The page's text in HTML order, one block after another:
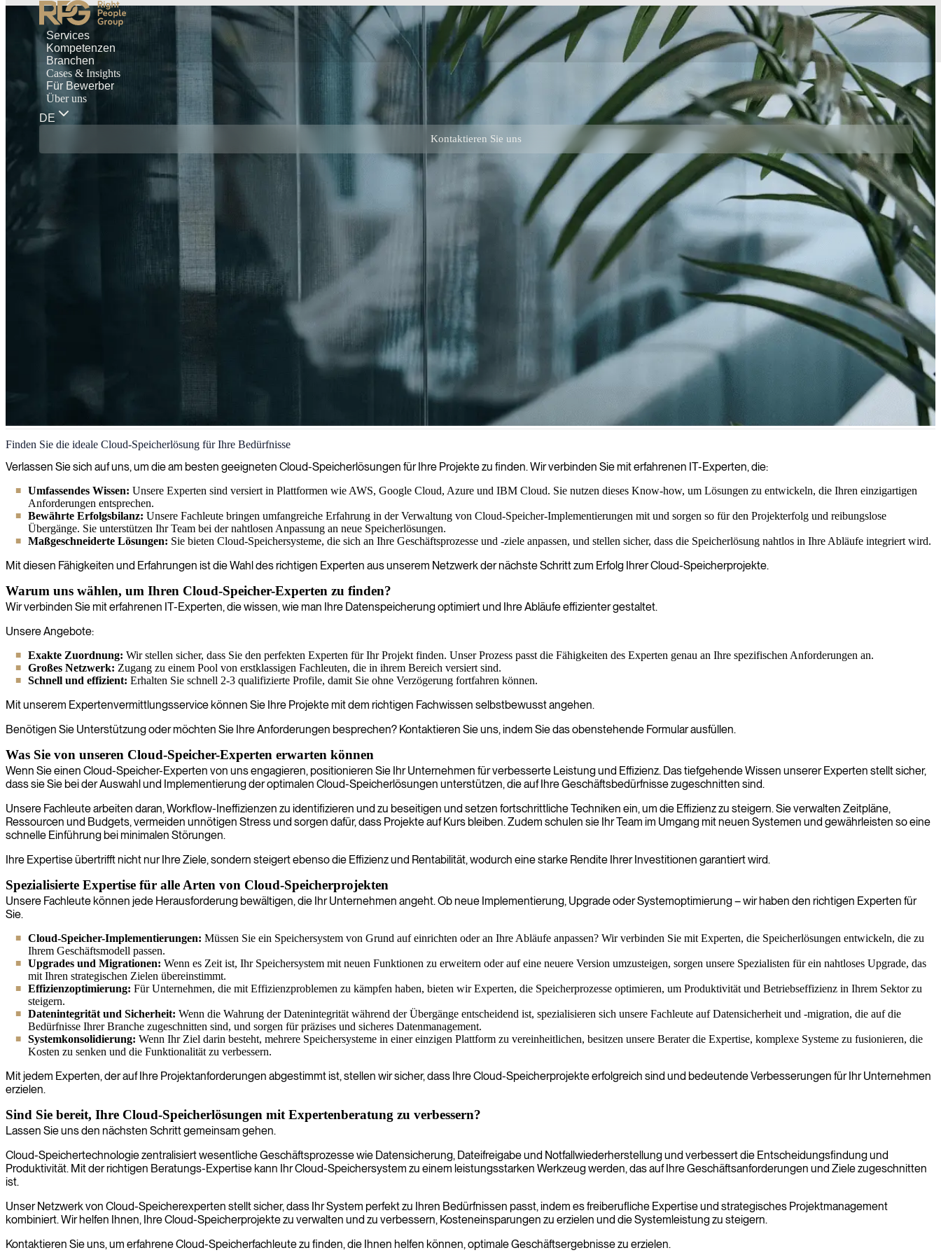
Services
Kompetenzen
Branchen
Cases & Insights
Für Bewerber
Über uns
DE
Kontaktieren Sie uns
Cloud-Speicherlösung
Unsere IT-Berater bieten Organisationen professionelle Cloud-Speicherlösungen an und begleiten Sie bei der Einrichtung, Konfiguration und Strategieentwicklung, um sicherzustellen, dass Ihre Daten sicher,
zugänglich und für Ihre spezifischen Geschäftsanforderungen optimiert sind.
Finden Sie die ideale Cloud-Speicherlösung für Ihre Bedürfnisse
Verlassen Sie sich auf uns, um die am besten geeigneten Cloud-Speicherlösungen für Ihre Projekte zu finden. Wir verbinden Sie mit erfahrenen IT-Experten, die:
Umfassendes Wissen: Unsere Experten sind versiert in Plattformen wie AWS, Google Cloud, Azure und IBM Cloud. Sie nutzen dieses Know-how, um Lösungen zu entwickeln, die Ihren einzigartigen
Anforderungen entsprechen.
Bewährte Erfolgsbilanz: Unsere Fachleute bringen umfangreiche Erfahrung in der Verwaltung von Cloud-Speicher-Implementierungen mit und sorgen so für den Projekterfolg und reibungslose
Übergänge. Sie unterstützen Ihr Team bei der nahtlosen Anpassung an neue Speicherlösungen.
Maßgeschneiderte Lösungen: Sie bieten Cloud-Speichersysteme, die sich an Ihre Geschäftsprozesse und -ziele anpassen, und stellen sicher, dass die Speicherlösung nahtlos in Ihre Abläufe integriert wird.
Mit diesen Fähigkeiten und Erfahrungen ist die Wahl des richtigen Experten aus unserem Netzwerk der nächste Schritt zum Erfolg Ihrer Cloud-Speicherprojekte.
Warum uns wählen, um Ihren Cloud-Speicher-Experten zu finden?
Wir verbinden Sie mit erfahrenen IT-Experten, die wissen, wie man Ihre Datenspeicherung optimiert und Ihre Abläufe effizienter gestaltet.
Unsere Angebote:
Exakte Zuordnung: Wir stellen sicher, dass Sie den perfekten Experten für Ihr Projekt finden. Unser Prozess passt die Fähigkeiten des Experten genau an Ihre spezifischen Anforderungen an.
Großes Netzwerk: Zugang zu einem Pool von erstklassigen Fachleuten, die in ihrem Bereich versiert sind.
Schnell und effizient: Erhalten Sie schnell 2-3 qualifizierte Profile, damit Sie ohne Verzögerung fortfahren können.
Mit unserem Expertenvermittlungsservice können Sie Ihre Projekte mit dem richtigen Fachwissen selbstbewusst angehen.
Benötigen Sie Unterstützung oder möchten Sie Ihre Anforderungen besprechen? Kontaktieren Sie uns, indem Sie das obenstehende Formular ausfüllen.
Was Sie von unseren Cloud-Speicher-Experten erwarten können
Wenn Sie einen Cloud-Speicher-Experten von uns engagieren, positionieren Sie Ihr Unternehmen für verbesserte Leistung und Effizienz. Das tiefgehende Wissen unserer Experten stellt sicher,
dass sie Sie bei der Auswahl und Implementierung der optimalen Cloud-Speicherlösungen unterstützen, die auf Ihre Geschäftsbedürfnisse zugeschnitten sind.
Unsere Fachleute arbeiten daran, Workflow-Ineffizienzen zu identifizieren und zu beseitigen und setzen fortschrittliche Techniken ein, um die Effizienz zu steigern. Sie verwalten Zeitpläne,
Ressourcen und Budgets, vermeiden unnötigen Stress und sorgen dafür, dass Projekte auf Kurs bleiben. Zudem schulen sie Ihr Team im Umgang mit neuen Systemen und gewährleisten so eine
schnelle Einführung bei minimalen Störungen.
Ihre Expertise übertrifft nicht nur Ihre Ziele, sondern steigert ebenso die Effizienz und Rentabilität, wodurch eine starke Rendite Ihrer Investitionen garantiert wird.
Spezialisierte Expertise für alle Arten von Cloud-Speicherprojekten
Unsere Fachleute können jede Herausforderung bewältigen, die Ihr Unternehmen angeht. Ob neue Implementierung, Upgrade oder Systemoptimierung – wir haben den richtigen Experten für
Sie.
Cloud-Speicher-Implementierungen: Müssen Sie ein Speichersystem von Grund auf einrichten oder an Ihre Abläufe anpassen? Wir verbinden Sie mit Experten, die Speicherlösungen entwickeln, die zu
Ihrem Geschäftsmodell passen.
Upgrades und Migrationen: Wenn es Zeit ist, Ihr Speichersystem mit neuen Funktionen zu erweitern oder auf eine neuere Version umzusteigen, sorgen unsere Spezialisten für ein nahtloses Upgrade, das
mit Ihren strategischen Zielen übereinstimmt.
Effizienzoptimierung: Für Unternehmen, die mit Effizienzproblemen zu kämpfen haben, bieten wir Experten, die Speicherprozesse optimieren, um Produktivität und Betriebseffizienz in Ihrem Sektor zu
steigern.
Datenintegrität und Sicherheit: Wenn die Wahrung der Datenintegrität während der Übergänge entscheidend ist, spezialisieren sich unsere Fachleute auf Datensicherheit und -migration, die auf die
Bedürfnisse Ihrer Branche zugeschnitten sind, und sorgen für präzises und sicheres Datenmanagement.
Systemkonsolidierung: Wenn Ihr Ziel darin besteht, mehrere Speichersysteme in einer einzigen Plattform zu vereinheitlichen, besitzen unsere Berater die Expertise, komplexe Systeme zu fusionieren, die
Kosten zu senken und die Funktionalität zu verbessern.
Mit jedem Experten, der auf Ihre Projektanforderungen abgestimmt ist, stellen wir sicher, dass Ihre Cloud-Speicherprojekte erfolgreich sind und bedeutende Verbesserungen für Ihr Unternehmen
erzielen.
Sind Sie bereit, Ihre Cloud-Speicherlösungen mit Expertenberatung zu verbessern?
Lassen Sie uns den nächsten Schritt gemeinsam gehen.
Cloud-Speichertechnologie zentralisiert wesentliche Geschäftsprozesse wie Datensicherung, Dateifreigabe und Notfallwiederherstellung und verbessert die Entscheidungsfindung und
Produktivität. Mit der richtigen Beratungs-Expertise kann Ihr Cloud-Speichersystem zu einem leistungsstarken Werkzeug werden, das auf Ihre Geschäftsanforderungen und Ziele zugeschnitten
ist.
Unser Netzwerk von Cloud-Speicherexperten stellt sicher, dass Ihr System perfekt zu Ihren Bedürfnissen passt, indem es freiberufliche Expertise und strategisches Projektmanagement
kombiniert. Wir helfen Ihnen, Ihre Cloud-Speicherprojekte zu verwalten und zu verbessern, Kosteneinsparungen zu erzielen und die Systemleistung zu steigern.
Kontaktieren Sie uns, um erfahrene Cloud-Speicherfachleute zu finden, die Ihnen helfen können, optimale Geschäftsergebnisse zu erzielen.